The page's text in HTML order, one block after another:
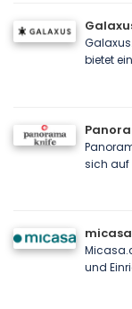
bietet
sich auf
micasa
und